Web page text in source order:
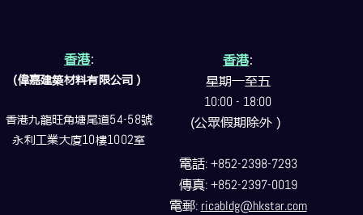
香港:
(偉嘉建築材料有限公司）
香港九龍旺角塘尾道54-58號
永利工業大廈10樓1002室
香港:
星期一至五
10:00 - 18:00
(公眾假期除外）
電話: +852-2398-7293
傳真: +852-2397-0019
電郵: ricabldg@hkstar.com